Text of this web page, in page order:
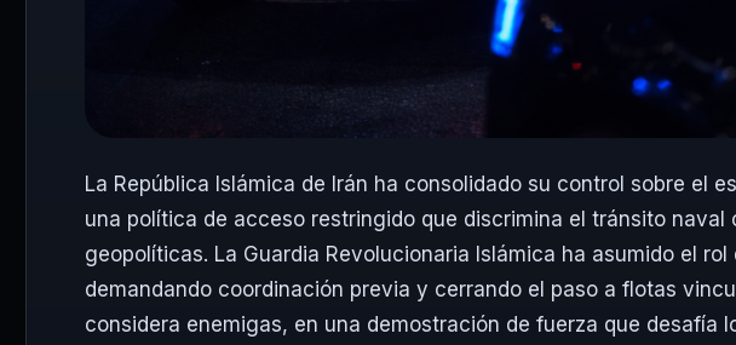
La República Islámica de Irán ha consolidado su control sobre el
una política de acceso restringido que discrimina el tránsito naval
geopolíticas. La Guardia Revolucionaria Islámica ha asumido el
demandando coordinación previa y cerrando el paso a flotas
considera enemigas, en una demostración de fuerza que desafía